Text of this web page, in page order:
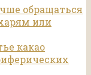
обращаться
или
какао